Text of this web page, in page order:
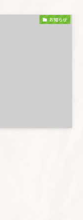
お知らせ